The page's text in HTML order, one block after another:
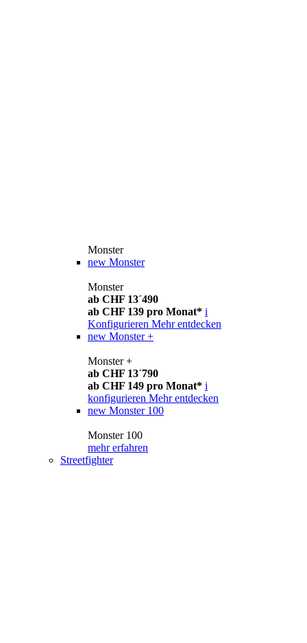
Monster
new Monster
Monster
ab CHF 13´490
ab CHF 139 pro Monat* i
Konfigurieren Mehr entdecken
new Monster +
Monster +
ab CHF 13´790
ab CHF 149 pro Monat* i
konfigurieren Mehr entdecken
new Monster 100
Monster 100
mehr erfahren
Streetfighter